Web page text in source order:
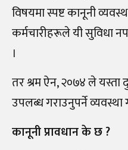
विषयमा स्पष्ट कानूनी
कर्मचारीहरूले यी सुविधा
।
तर श्रम ऐन, २०७४ ले यस्ता
उपलब्ध गराउनुपर्ने
कानूनी प्रावधान के छ ?